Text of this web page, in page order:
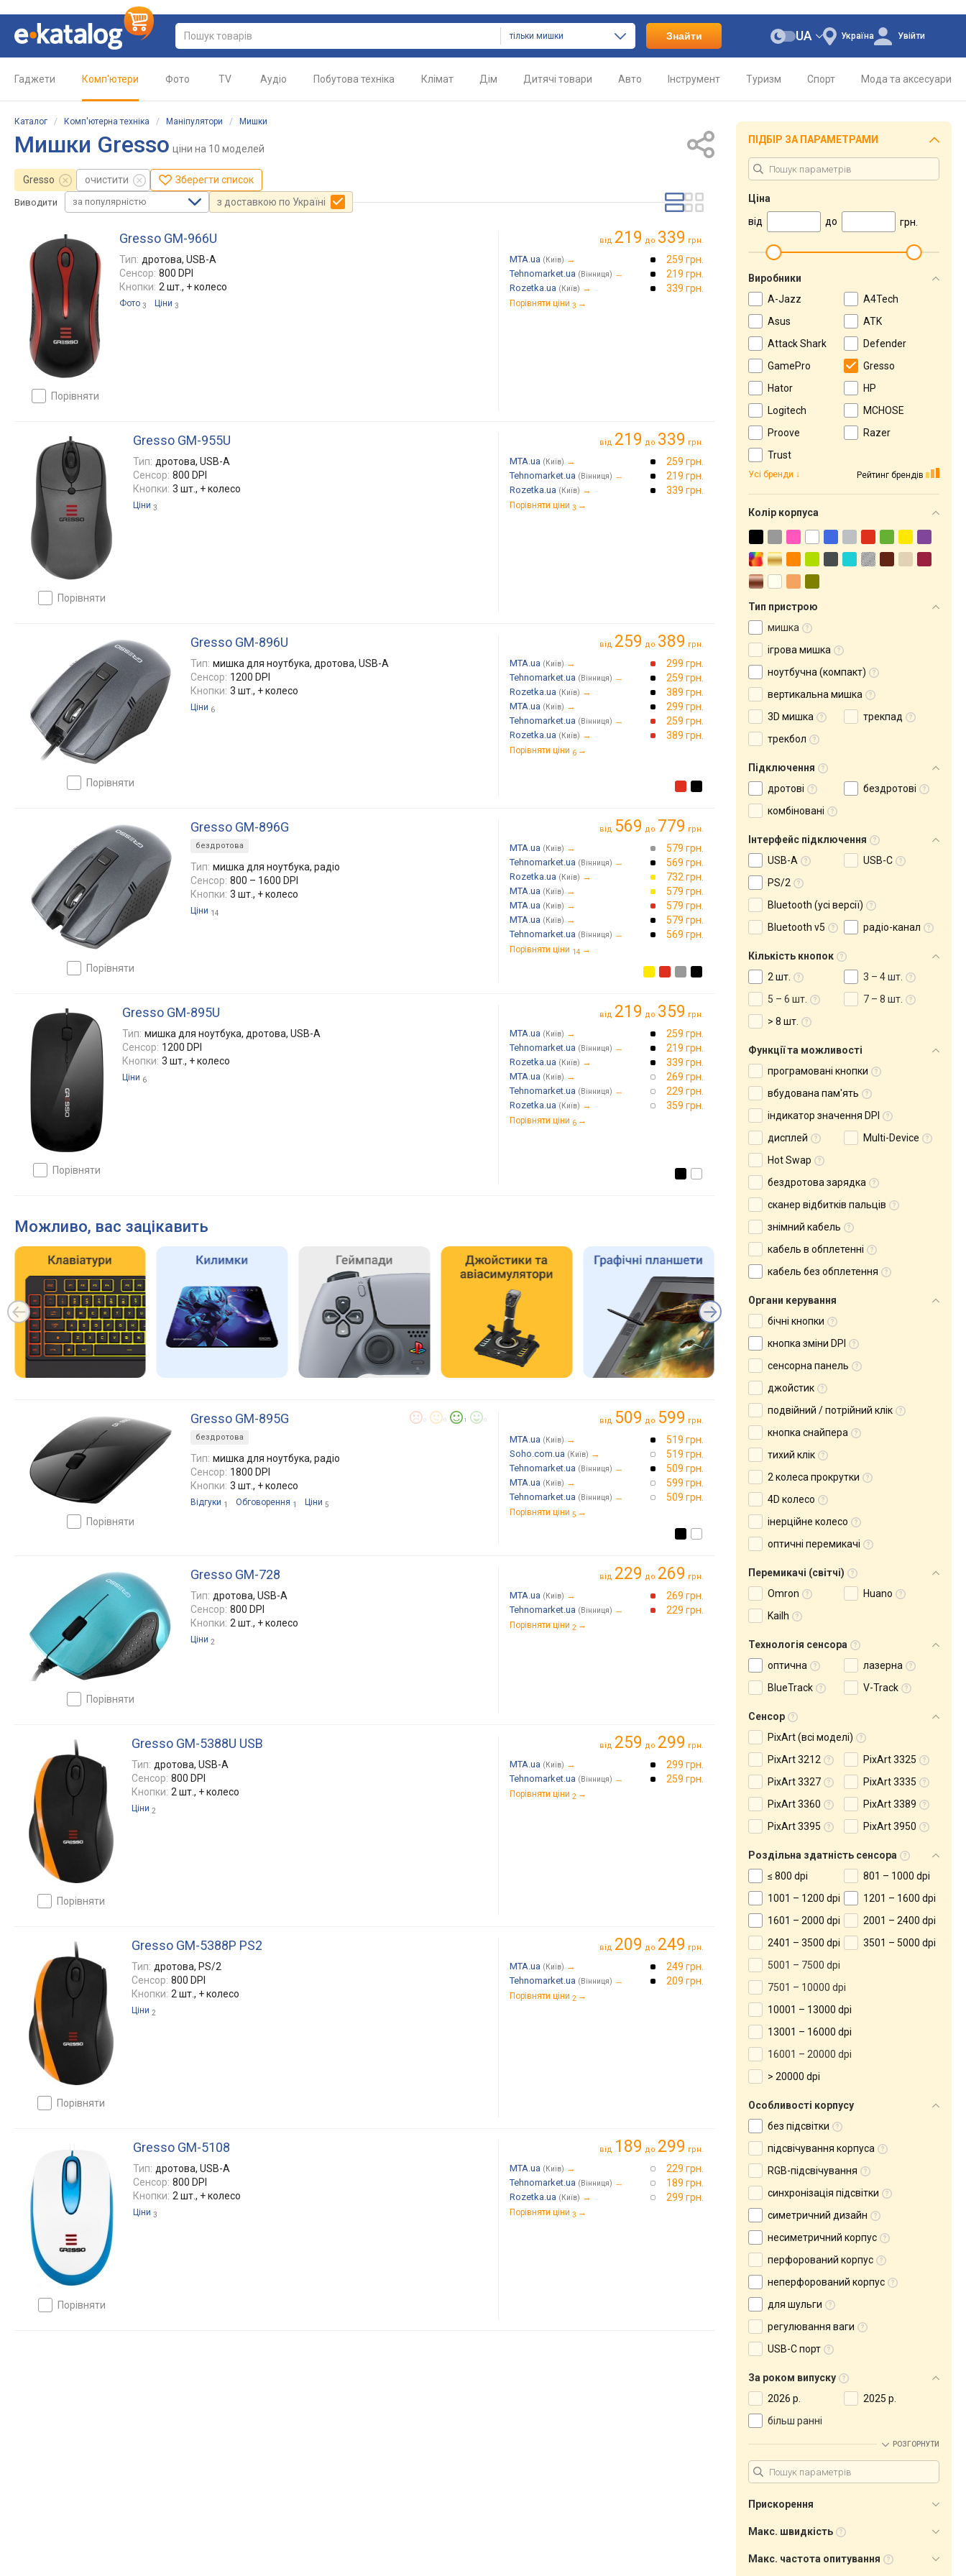
тільки мишки Знайти Україна
UA Увійти
Гаджети Комп'ютери Фото TV Аудіо Побутова техніка Клімат Дім Дитячі товари Авто Інструмент Туризм Спорт Мода та аксесуари
Каталог / Комп'ютерна техніка / Маніпулятори / Мишки
Мишки Gresso ціни на 10 моделей
Gresso очистити Зберегти список
Виводити за популярністю з доставкою по Україні
порівняти
Gresso GM-966U
Тип: дротова, USB-A
Сенсор: 800 DPI
Кнопки: 2 шт., + колесо
Фото 3 Ціни 3
від 219 до 339 грн.
MTA.ua (Київ) → 259 грн.
Tehnomarket.ua (Вінниця) → 219 грн.
Rozetka.ua (Київ) → 339 грн.
Порівняти ціни 3 →
порівняти
Gresso GM-955U
Тип: дротова, USB-A
Сенсор: 800 DPI
Кнопки: 3 шт., + колесо
Ціни 3
від 219 до 339 грн.
MTA.ua (Київ) → 259 грн.
Tehnomarket.ua (Вінниця) → 219 грн.
Rozetka.ua (Київ) → 339 грн.
Порівняти ціни 3 →
порівняти
Gresso GM-896U
Тип: мишка для ноутбука, дротова, USB-A
Сенсор: 1200 DPI
Кнопки: 3 шт., + колесо
Ціни 6
від 259 до 389 грн.
MTA.ua (Київ) → 299 грн.
Tehnomarket.ua (Вінниця) → 259 грн.
Rozetka.ua (Київ) → 389 грн.
MTA.ua (Київ) → 299 грн.
Tehnomarket.ua (Вінниця) → 259 грн.
Rozetka.ua (Київ) → 389 грн.
Порівняти ціни 6 →
порівняти
Gresso GM-896G
бездротова
Тип: мишка для ноутбука, радіо
Сенсор: 800 – 1600 DPI
Кнопки: 3 шт., + колесо
Ціни 14
від 569 до 779 грн.
MTA.ua (Київ) → 579 грн.
Tehnomarket.ua (Вінниця) → 569 грн.
Rozetka.ua (Київ) → 732 грн.
MTA.ua (Київ) → 579 грн.
MTA.ua (Київ) → 579 грн.
MTA.ua (Київ) → 579 грн.
Tehnomarket.ua (Вінниця) → 569 грн.
Порівняти ціни 14 →
порівняти
Gresso GM-895U
Тип: мишка для ноутбука, дротова, USB-A
Сенсор: 1200 DPI
Кнопки: 3 шт., + колесо
Ціни 6
від 219 до 359 грн.
MTA.ua (Київ) → 259 грн.
Tehnomarket.ua (Вінниця) → 219 грн.
Rozetka.ua (Київ) → 339 грн.
MTA.ua (Київ) → 269 грн.
Tehnomarket.ua (Вінниця) → 229 грн.
Rozetka.ua (Київ) → 359 грн.
Порівняти ціни 6 →
Можливо, вас зацікавить
порівняти
Gresso GM-895G 1
бездротова
Тип: мишка для ноутбука, радіо
Сенсор: 1800 DPI
Кнопки: 3 шт., + колесо
Відгуки 1 Обговорення 1 Ціни 5
від 509 до 599 грн.
MTA.ua (Київ) → 519 грн.
Soho.com.ua (Київ) → 519 грн.
Tehnomarket.ua (Вінниця) → 509 грн.
MTA.ua (Київ) → 599 грн.
Tehnomarket.ua (Вінниця) → 509 грн.
Порівняти ціни 5 →
порівняти
Gresso GM-728
Тип: дротова, USB-A
Сенсор: 800 DPI
Кнопки: 2 шт., + колесо
Ціни 2
від 229 до 269 грн.
MTA.ua (Київ) → 269 грн.
Tehnomarket.ua (Вінниця) → 229 грн.
Порівняти ціни 2 →
порівняти
Gresso GM-5388U USB
Тип: дротова, USB-A
Сенсор: 800 DPI
Кнопки: 2 шт., + колесо
Ціни 2
від 259 до 299 грн.
MTA.ua (Київ) → 299 грн.
Tehnomarket.ua (Вінниця) → 259 грн.
Порівняти ціни 2 →
порівняти
Gresso GM-5388P PS2
Тип: дротова, PS/2
Сенсор: 800 DPI
Кнопки: 2 шт., + колесо
Ціни 2
від 209 до 249 грн.
MTA.ua (Київ) → 249 грн.
Tehnomarket.ua (Вінниця) → 209 грн.
Порівняти ціни 2 →
порівняти
Gresso GM-5108
Тип: дротова, USB-A
Сенсор: 800 DPI
Кнопки: 2 шт., + колесо
Ціни 3
від 189 до 299 грн.
MTA.ua (Київ) → 229 грн.
Tehnomarket.ua (Вінниця) → 189 грн.
Rozetka.ua (Київ) → 299 грн.
Порівняти ціни 3 →
ПІДБІР ЗА ПАРАМЕТРАМИ
Ціна
від
до грн.
Виробники
A-Jazz
A4Tech
Asus
ATK
Attack Shark
Defender
GamePro
Gresso
Hator
HP
Logitech
MCHOSE
Proove
Razer
Trust
Рейтинг брендів
Усі бренди
Колір корпуса
Тип пристрою
мишка
ігрова мишка
ноутбучна (компакт)
вертикальна мишка
3D мишка
трекпад
трекбол
Підключення
дротові
бездротові
комбіновані
Інтерфейс підключення
USB-A
USB-C
PS/2
Bluetooth (усі версії)
Bluetooth v5
радіо-канал
Кількість кнопок
2 шт.
3 – 4 шт.
5 – 6 шт.
7 – 8 шт.
> 8 шт.
Функції та можливості
програмовані кнопки
вбудована пам'ять
індикатор значення DPI
дисплей
Multi-Device
Hot Swap
бездротова зарядка
сканер відбитків пальців
знімний кабель
кабель в обплетенні
кабель без обплетення
Органи керування
бічні кнопки
кнопка зміни DPI
сенсорна панель
джойстик
подвійний / потрійний клік
кнопка снайпера
тихий клік
2 колеса прокрутки
4D колесо
інерційне колесо
оптичні перемикачі
Перемикачі (світчі)
Omron
Huano
Kailh
Технологія сенсора
оптична
лазерна
BlueTrack
V-Track
Сенсор
PixArt (всі моделі)
PixArt 3212
PixArt 3325
PixArt 3327
PixArt 3335
PixArt 3360
PixArt 3389
PixArt 3395
PixArt 3950
Роздільна здатність сенсора
≤ 800 dpi
801 – 1000 dpi
1001 – 1200 dpi
1201 – 1600 dpi
1601 – 2000 dpi
2001 – 2400 dpi
2401 – 3500 dpi
3501 – 5000 dpi
5001 – 7500 dpi
7501 – 10000 dpi
10001 – 13000 dpi
13001 – 16000 dpi
16001 – 20000 dpi
> 20000 dpi
Особливості корпусу
без підсвітки
підсвічування корпуса
RGB-підсвічування
синхронізація підсвітки
симетричний дизайн
несиметричний корпус
перфорований корпус
неперфорований корпус
для шульги
регулювання ваги
USB-C порт
За роком випуску
2026 р.
2025 р.
більш ранні
РОЗГОРНУТИ
Прискорення
Макс. швидкість
Макс. частота опитування